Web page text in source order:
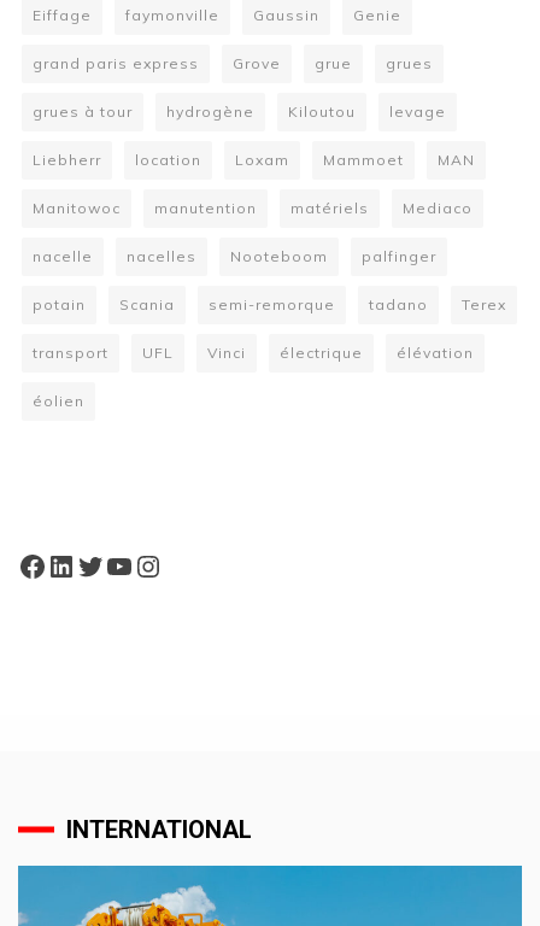
Eiffage faymonville Gaussin Genie
grand paris express Grove grue grues
grues à tour hydrogène Kiloutou levage
Liebherr location Loxam Mammoet MAN
Manitowoc manutention matériels Mediaco
nacelle nacelles Nooteboom palfinger
potain Scania semi-remorque tadano Terex
transport UFL Vinci électrique élévation
éolien
Facebook
LinkedIn
Twitter
YouTube
Instagram
INTERNATIONAL